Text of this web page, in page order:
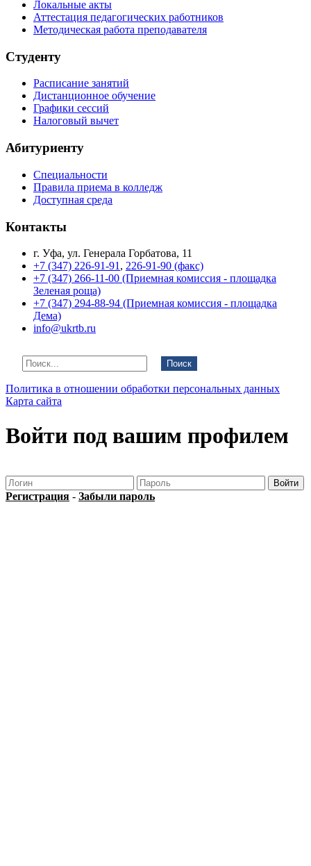
Локальные акты
Аттестация педагогических работников
Методическая работа преподавателя
Студенту
Расписание занятий
Дистанционное обучение
Графики сессий
Налоговый вычет
Абитуриенту
Специальности
Правила приема в колледж
Доступная среда
Контакты
г. Уфа, ул. Генерала Горбатова, 11
+7 (347) 226-91-91 , 226-91-90 (факс)
+7 (347) 266-11-00 (Приемная комиссия - площадка
Зеленая роща)
+7 (347) 294-88-94 (Приемная комиссия - площадка
Дема)
info@ukrtb.ru
Поиск
Политика в отношении обработки персональных данных
Карта сайта
Войти под вашим профилем
Регистрация - Забыли пароль